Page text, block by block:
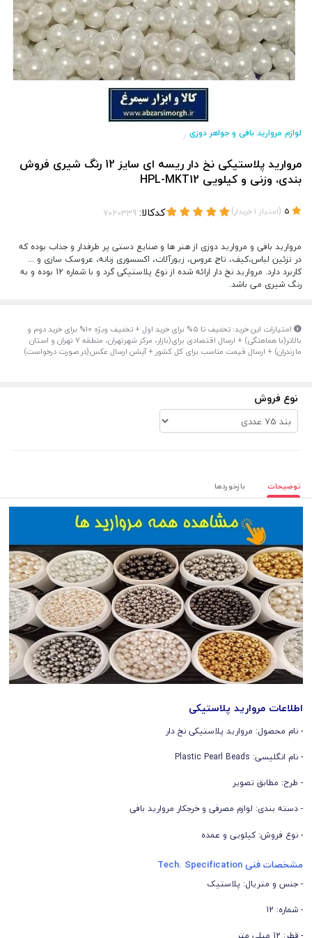
لوازم مروارید بافی و جواهر دوزی /
مروارید پلاستیکی نخ دار ریسه ای سایز 12 رنگ شیری فروش
بندی، وزنی و کیلویی HPL-MKT12
(امتیاز 1خریدار) کدکالا:
مروارید بافی و مروارید دوزی از هنر ها و صنایع دستی پر طرفدار و جذاب بوده که
در تزئین لباس،کیف، تاج عروس، زیورآلات، اکسسوری زنانه، عروسک سازی و ...
کاربرد دارد. مروارید نخ دار ارائه شده از نوع پلاستیکی گرد و با شماره 12 بوده و به
رنگ شیری می باشد.
امتیازات این خرید: تخفیف تا 5% برای خرید اول + تخفیف ویژه 10% برای خرید دوم و
بالاتر(با هماهنگی) + ارسال اقتصادی برای(بازار، مرکز شهرتهران، منطقه 7 تهران و استان
مازندران) + ارسال قیمت مناسب برای کل کشور + آپشن ارسال عکس(در صورت درخواست)
نوع فروش
توضیحات بازخوردها
اطلاعات مروارید پلاستیکی
- نام محصول: مروارید پلاستیکی نخ دار
- نام انگلیسی: Plastic Pearl Beads
- طرح: مطابق تصویر
- دسته بندی: لوازم مصرفی و خرجکار مروارید بافی
- نوع فروش: کیلویی و عمده
مشخصات فنی Tech. Specification
- جنس و متریال: پلاستیک
- شماره: 12